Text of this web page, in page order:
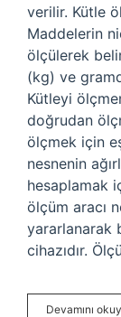
verilir. Kütle
Maddelerin
ölçülerek
(kg) ve
Kütleyi
doğrudan
ölçmek için
nesnenin
hesaplamak
ölçüm aracı
yararlanarak
cihazıdır.
Devamını